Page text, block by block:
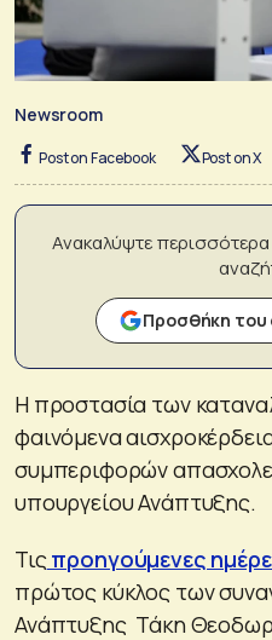
Newsroom
Post on Facebook Post on X
Ανακαλύψτε
Προσθήκη του
Η προστασία των
φαινόμενα
συμπεριφορών
υπουργείου Ανάπτυξης.
Τιςπροηγούμενες
πρώτος κύκλος των
Ανάπτυξης Τάκη